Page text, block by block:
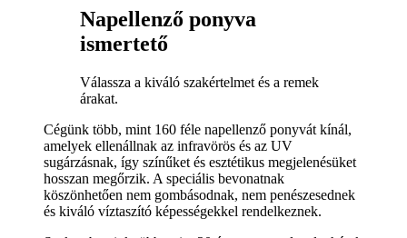
Napellenző ponyva
ismertető
Válassza a kiváló szakértelmet és a remek
árakat.
Cégünk több, mint 160 féle napellenző ponyvát kínál,
amelyek ellenállnak az infravörös és az UV
sugárzásnak, így színűket és esztétikus megjelenésüket
hosszan megőrzik. A speciális bevonatnak
köszönhetően nem gombásodnak, nem penészesednek
és kiváló víztaszító képességekkel rendelkeznek.